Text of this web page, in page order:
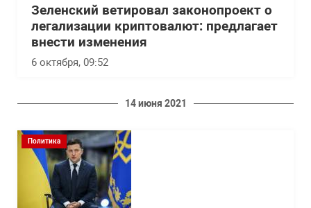
Зеленский ветировал законопроект о
легализации криптовалют: предлагает
внести изменения
6 октября, 09:52
14 июня 2021
Политика